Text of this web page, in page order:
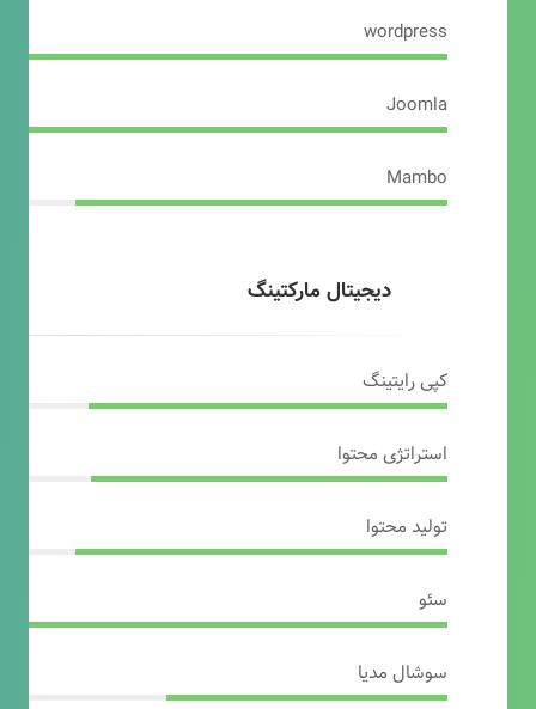
wordpress
Joomla
Mambo
دیجیتال مارکتینگ
کپی رایتینگ
استراتژی محتوا
تولید محتوا
سئو
سوشال مدیا